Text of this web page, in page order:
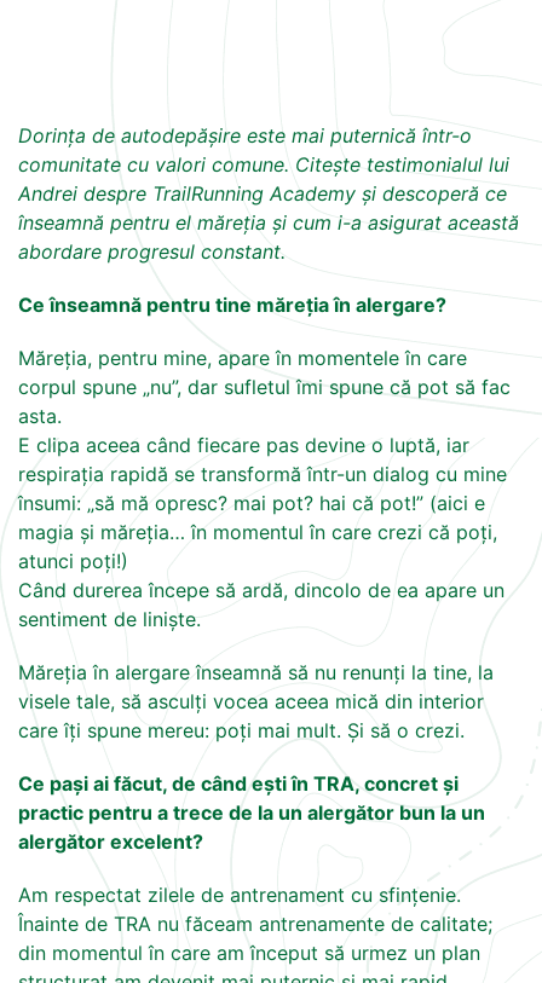
Dorința de autodepășire este mai puternică într-o
comunitate cu valori comune. Citește testimonialul lui
Andrei despre TrailRunning Academy și descoperă ce
înseamnă pentru el măreția și cum i-a asigurat această
abordare progresul constant.
Ce înseamnă pentru tine măreția în alergare?
Măreția, pentru mine, apare în momentele în care
corpul spune „nu”, dar sufletul îmi spune că pot să fac
asta.
E clipa aceea când fiecare pas devine o luptă, iar
respirația rapidă se transformă într-un dialog cu mine
însumi: „să mă opresc? mai pot? hai că pot!” (aici e
magia și măreția… în momentul în care crezi că poți,
atunci poți!)
Când durerea începe să ardă, dincolo de ea apare un
sentiment de liniște.
Măreția în alergare înseamnă să nu renunți la tine, la
visele tale, să asculți vocea aceea mică din interior
care îți spune mereu: poți mai mult. Și să o crezi.
Ce pași ai făcut, de când ești în TRA, concret și
practic pentru a trece de la un alergător bun la un
alergător excelent?
Am respectat zilele de antrenament cu sfințenie.
Înainte de TRA nu făceam antrenamente de calitate;
din momentul în care am început să urmez un plan